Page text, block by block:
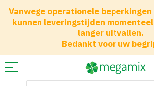
Vanwege operationele beperkingen
kunnen leveringstijden
langer uitvallen.
Bedankt voor uw